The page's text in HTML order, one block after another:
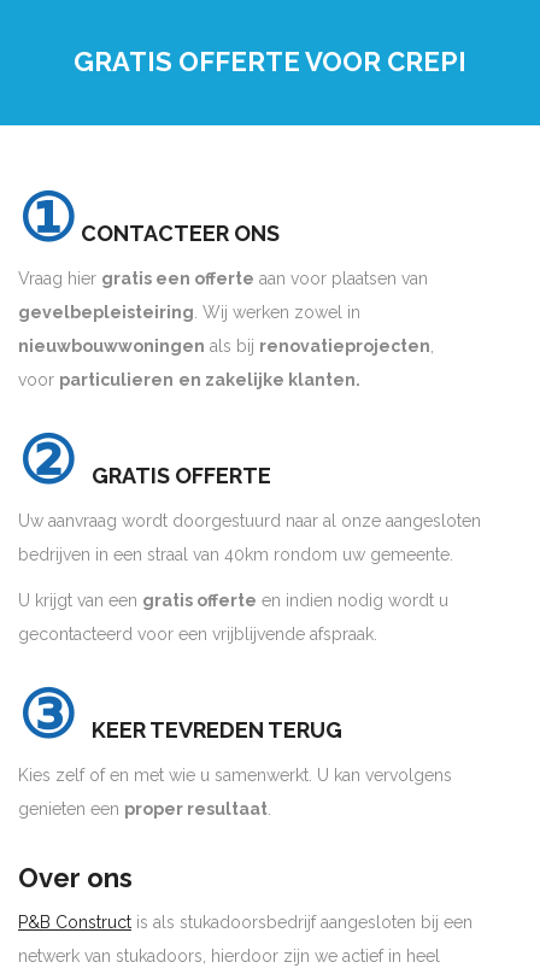
GRATIS OFFERTE VOOR CREPI
① CONTACTEER ONS
Vraag hier gratis een offerte aan voor plaatsen van
gevelbepleisteiring. Wij werken zowel in
nieuwbouwwoningen als bij renovatieprojecten,
voor particulieren en zakelijke klanten.
② GRATIS OFFERTE
Uw aanvraag wordt doorgestuurd naar al onze aangesloten
bedrijven in een straal van 40km rondom uw gemeente.
U krijgt van een gratis offerte en indien nodig wordt u
gecontacteerd voor een vrijblijvende afspraak.
③ KEER TEVREDEN TERUG
Kies zelf of en met wie u samenwerkt. U kan vervolgens
genieten een proper resultaat.
Over ons
P&B Construct is als stukadoorsbedrijf aangesloten bij een
netwerk van stukadoors, hierdoor zijn we actief in heel